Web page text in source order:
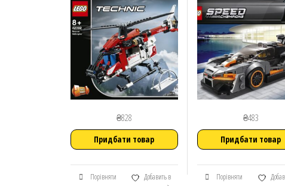
₴828
Придбати товар
Порівняти
Добавить в
₴483
Придбати товар
Порівняти